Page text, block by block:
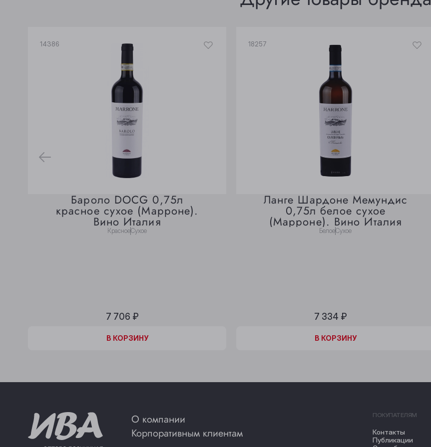
14386
Бароло DOCG 0,75л
красное сухое (Марроне).
Вино Италия
КрасноеСухое
7 706 ₽
В КОРЗИНУ
В КОРЗИНЕ
18257
Ланге Шардоне Мемундис
0,75л белое сухое
(Марроне). Вино Италия
БелоеСухое
7 334 ₽
В КОРЗИНУ
В КОРЗИНЕ
О компании
Корпоративным клиентам
ПОКУПАТЕЛЯМ
Контакты
Публикации